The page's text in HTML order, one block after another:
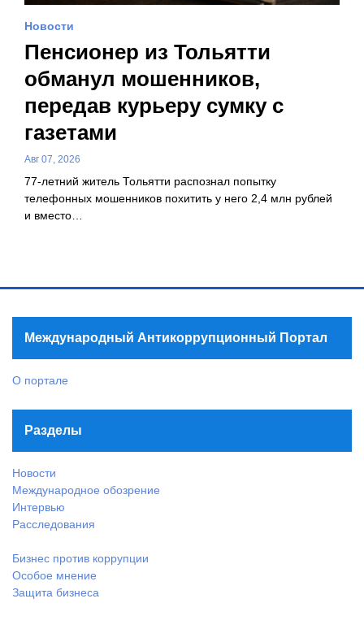
Новости
Пенсионер из Тольятти
обманул мошенников,
передав курьеру сумку с
газетами
Авг 07, 2026
77-летний житель Тольятти распознал попытку
телефонных мошенников похитить у него 2,4 млн рублей
и вместо…
Международный Антикоррупционный Портал
О портале
Разделы
Новости
Международное обозрение
Интервью
Расследования
Бизнес против коррупции
Особое мнение
Защита бизнеса